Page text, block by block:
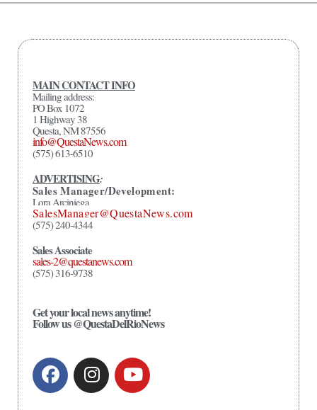
MAIN CONTACT INFO
Mailing address:
PO Box 1072
1 Highway 38
Questa, NM 87556
info@QuestaNews.com
(575) 613-6510
ADVERTISING:
Sales Manager/Development:
Lora Arciniega
SalesManager@QuestaNews.com
(575) 240-4344
Sales Associate
sales-2@questanews.com
(575) 316-9738
Get your local news anytime!
Follow us @QuestaDelRioNews